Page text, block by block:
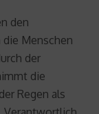
den
die Menschen
der
die
Regen als